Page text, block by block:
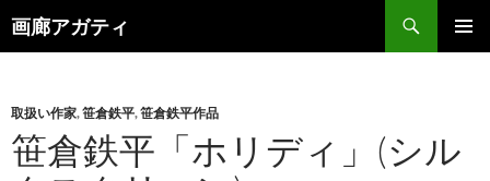
画廊アガティ
索
ン
ツ
へ
取扱い作家,笹倉鉄平,笹倉鉄平作品
笹倉鉄平「ホリディ」(シル